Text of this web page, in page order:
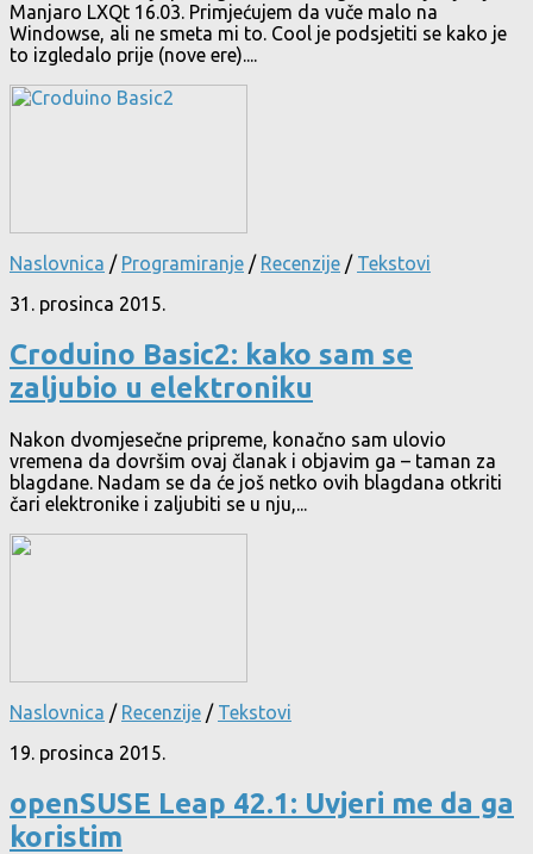
Manjaro LXQt 16.03. Primjećujem da vuče malo na
Windowse, ali ne smeta mi to. Cool je podsjetiti se kako je
to izgledalo prije (nove ere)....
Naslovnica / Programiranje / Recenzije / Tekstovi
31. prosinca 2015.
Croduino Basic2: kako sam se
zaljubio u elektroniku
Nakon dvomjesečne pripreme, konačno sam ulovio
vremena da dovršim ovaj članak i objavim ga – taman za
blagdane. Nadam se da će još netko ovih blagdana otkriti
čari elektronike i zaljubiti se u nju,...
Naslovnica / Recenzije / Tekstovi
19. prosinca 2015.
openSUSE Leap 42.1: Uvjeri me da ga
koristim